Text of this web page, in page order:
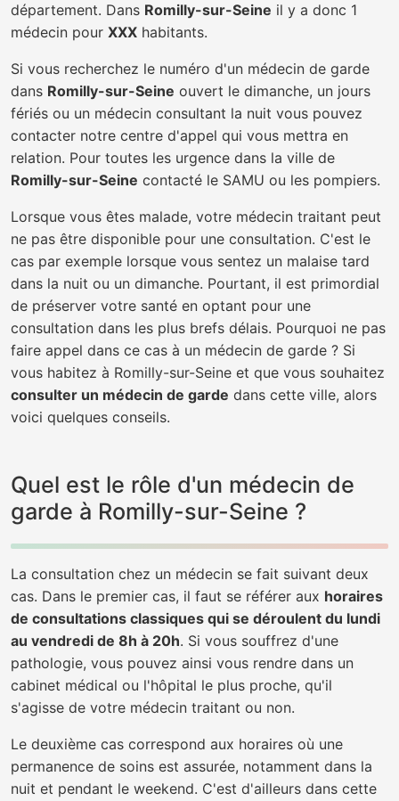
département. Dans Romilly-sur-Seine il y a donc 1
médecin pour XXX habitants.
Si vous recherchez le numéro d'un médecin de garde
dans Romilly-sur-Seine ouvert le dimanche, un jours
fériés ou un médecin consultant la nuit vous pouvez
contacter notre centre d'appel qui vous mettra en
relation. Pour toutes les urgence dans la ville de
Romilly-sur-Seine contacté le SAMU ou les pompiers.
Lorsque vous êtes malade, votre médecin traitant peut
ne pas être disponible pour une consultation. C'est le
cas par exemple lorsque vous sentez un malaise tard
dans la nuit ou un dimanche. Pourtant, il est primordial
de préserver votre santé en optant pour une
consultation dans les plus brefs délais. Pourquoi ne pas
faire appel dans ce cas à un médecin de garde ? Si
vous habitez à Romilly-sur-Seine et que vous souhaitez
consulter un médecin de garde dans cette ville, alors
voici quelques conseils.
Quel est le rôle d'un médecin de
garde à Romilly-sur-Seine ?
La consultation chez un médecin se fait suivant deux
cas. Dans le premier cas, il faut se référer aux horaires
de consultations classiques qui se déroulent du lundi
au vendredi de 8h à 20h. Si vous souffrez d'une
pathologie, vous pouvez ainsi vous rendre dans un
cabinet médical ou l'hôpital le plus proche, qu'il
s'agisse de votre médecin traitant ou non.
Le deuxième cas correspond aux horaires où une
permanence de soins est assurée, notamment dans la
nuit et pendant le weekend. C'est d'ailleurs dans cette